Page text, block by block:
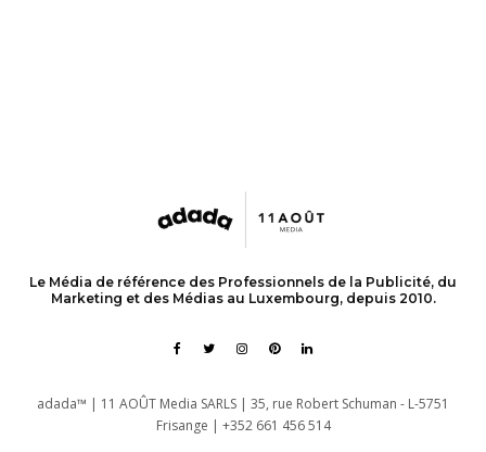
Le Média de référence des Professionnels de la Publicité, du
Marketing et des Médias au Luxembourg, depuis 2010.
adada™ | 11 AOÛT Media SARLS | 35, rue Robert Schuman - L-5751
Frisange | +352 661 456 514